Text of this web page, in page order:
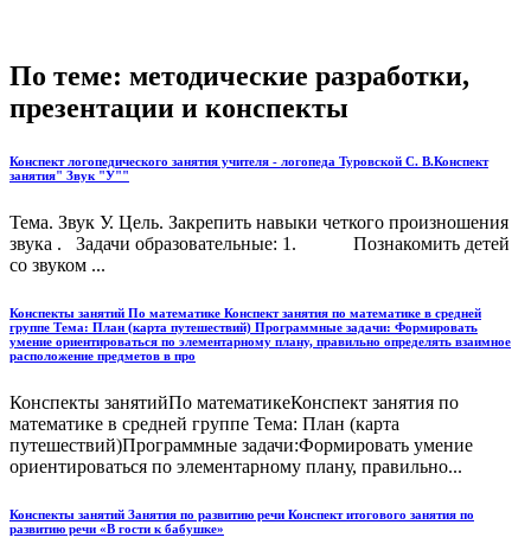
По теме: методические разработки,
презентации и конспекты
Конспект логопедического занятия учителя - логопеда Туровской С. В.Конспект
занятия" Звук "У""
Тема. Звук У. Цель. Закрепить навыки четкого произношения
звука . Задачи образовательные: 1. Познакомить детей
со звуком ...
Конспекты занятий По математике Конспект занятия по математике в средней
группе Тема: План (карта путешествий) Программные задачи: Формировать
умение ориентироваться по элементарному плану, правильно определять взаимное
расположение предметов в про
Конспекты занятийПо математикеКонспект занятия по
математике в средней группе Тема: План (карта
путешествий)Программные задачи:Формировать умение
ориентироваться по элементарному плану, правильно...
Конспекты занятий Занятия по развитию речи Конспект итогового занятия по
развитию речи «В гости к бабушке»